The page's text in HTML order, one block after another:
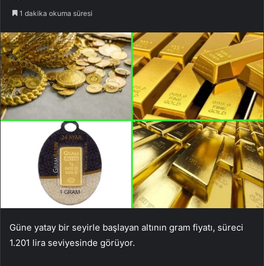
1 dakika okuma süresi
Güne yatay bir seyirle başlayan altının gram fiyatı, süreci
1.201 lira seviyesinde görüyor.